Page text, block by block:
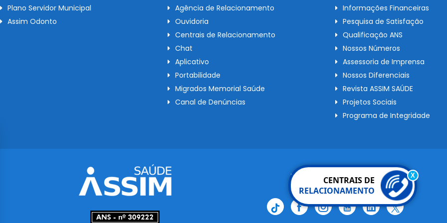
Plano Servidor Municipal
Assim Odonto
Agência de Relacionamento
Ouvidoria
Centrais de Relacionamento
Chat
Aplicativo
Portabilidade
Migrados Memorial Saúde
Canal de Denúncias
Informações Financeiras
Pesquisa de Satisfação
Qualificação ANS
Nossos Números
Assessoria de Imprensa
Nossos Diferenciais
Revista ASSIM SAÚDE
Projetos Sociais
Programa de Integridade
Redes Sociais
CENTRAIS DE
RELACIONAMENTO
X